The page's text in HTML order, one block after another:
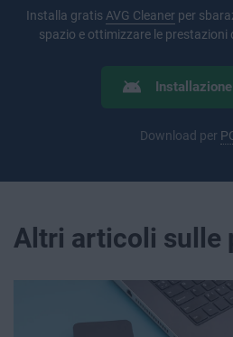
Installa gratisAVG Cleanerper
spazio e ottimizzare le prestazioni
Download per
Altri articoli sulle